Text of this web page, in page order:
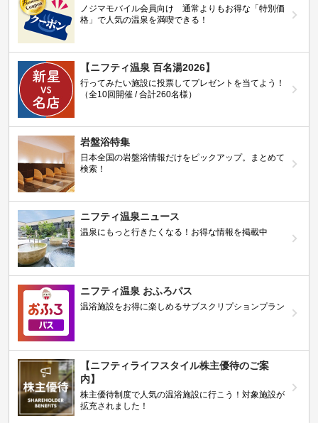
ノジマモバイル会員向け 通常よりもお得な「特別価
格」で人気の温泉を満喫できる！
【ニフティ温泉 百名湯2026】
行ってみたい施設に投票してプレゼントを当てよう！
（全10回開催 / 合計260名様）
岩盤浴特集
日本全国の岩盤浴情報だけをピックアップ。まとめて
検索！
ニフティ温泉ニュース
温泉にもっと行きたくなる！お得な情報を掲載中
ニフティ温泉 おふろパス
温浴施設をお得に楽しめるサブスクリプションプラン
【ニフティライフスタイル株主優待のご案
内】
株主優待制度で人気の温浴施設に行こう！対象施設が
拡充されました！